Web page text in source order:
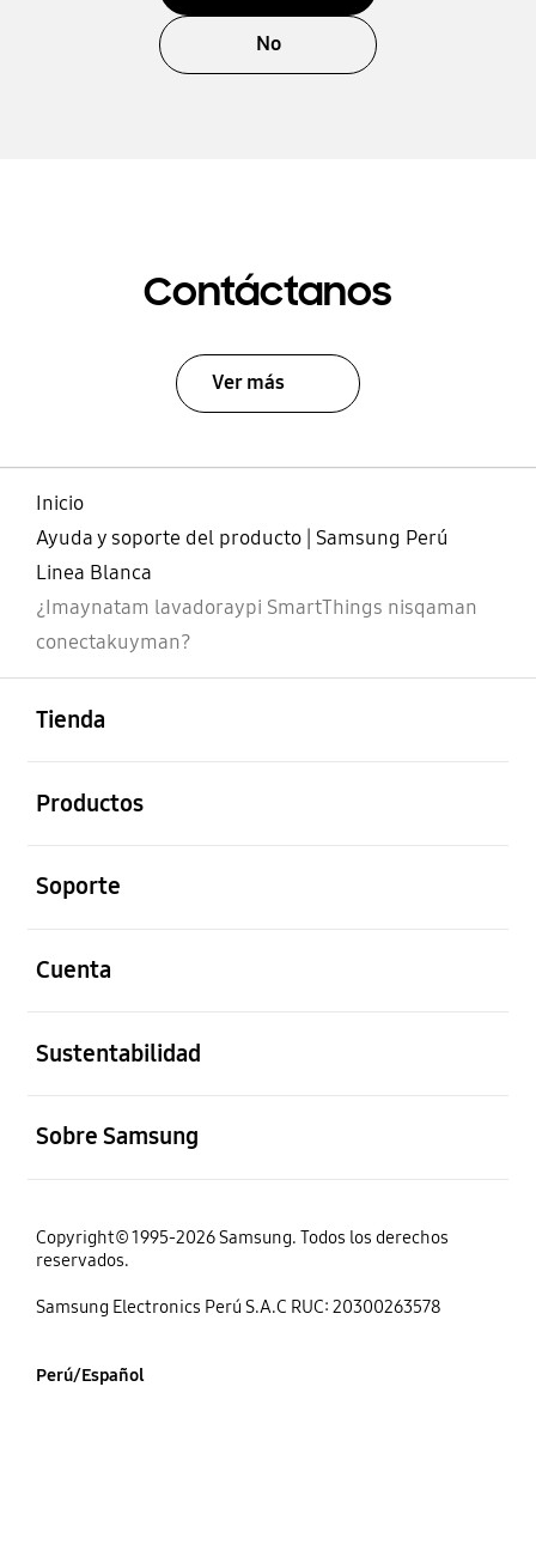
No
Contáctanos
Ver más
Inicio
Ayuda y soporte del producto | Samsung Perú
Linea Blanca
¿Imaynatam lavadoraypi SmartThings nisqaman
conectakuyman?
Tienda
Productos
Soporte
Cuenta
Sustentabilidad
Sobre Samsung
Copyright© 1995-2026 Samsung. Todos los derechos
reservados.
Samsung Electronics Perú S.A.C RUC: 20300263578
Perú/Español